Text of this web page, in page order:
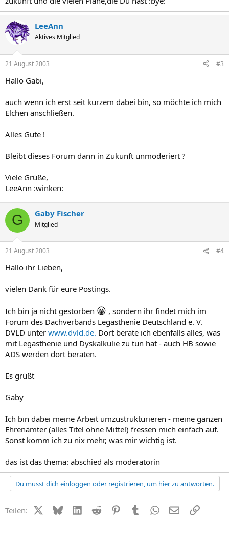
LeeAnn
Aktives Mitglied
21 August 2003 #3
Hallo Gabi,
auch wenn ich erst seit kurzem dabei bin, so möchte ich mich
Elchen anschließen.
Alles Gute !
Bleibt dieses Forum dann in Zukunft unmoderiert ?
Viele Grüße,
LeeAnn :winken:
G Gaby Fischer
Mitglied
21 August 2003 #4
Hallo ihr Lieben,
vielen Dank für eure Postings.
Ich bin ja nicht gestorben 😀 , sondern ihr findet mich im
Forum des Dachverbands Legasthenie Deutschland e. V.
DVLD unter www.dvld.de. Dort berate ich ebenfalls alles, was
mit Legasthenie und Dyskalkulie zu tun hat - auch HB sowie
ADS werden dort beraten.
Es grüßt
Gaby
Ich bin dabei meine Arbeit umzustrukturieren - meine ganzen
Ehrenämter (alles Titel ohne Mittel) fressen mich einfach auf.
Sonst komm ich zu nix mehr, was mir wichtig ist.
das ist das thema: abschied als moderatorin
Du musst dich einloggen oder registrieren, um hier zu antworten.
Teilen: X (Twitter)
BlueskyLinkedIn
Reddit PinterestTumblr WhatsApp
E-MailLink